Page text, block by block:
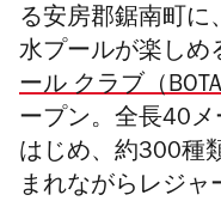
る安房郡鋸南町に
水プールが楽しめ
ール クラブ（
ープン。全長40メ
はじめ、約300種
まれながらレジャ